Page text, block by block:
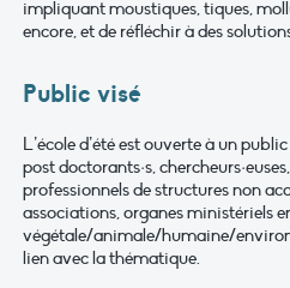
impliquant moustiques, tiques,
encore, et de réfléchir à des
Public visé
L’école d’été est ouverte à un
post doctorants·s,
professionnels de structures non
associations, organes ministériels
végétale/animale/humaine/
lien avec la thématique.